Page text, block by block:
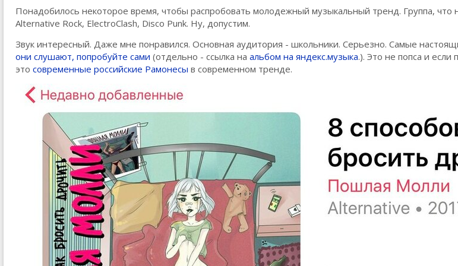
Понадобилось некоторое время, чтобы распробовать молодежный музыкальный тренд. Группа, что
Alternative Rock, ElectroСlash, Disco Punk. Ну, допустим.
Звук интересный. Даже мне понравился. Основная аудитория - школьники. Серьезно. Самые
они слушают, попробуйте сами (отдельно - ссылка на альбом на яндекс.музыка.). Это не попса и
это современные российские Рамонесы в современном тренде.